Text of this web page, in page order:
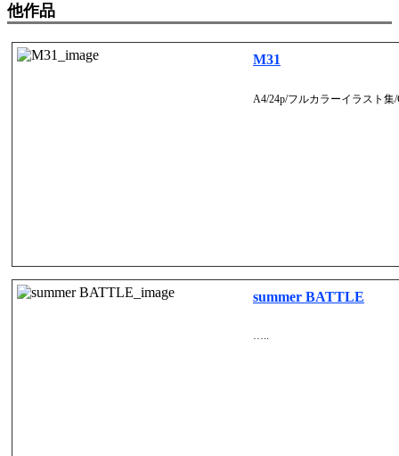
他作品
M31
A4/24p/フルカラーイラスト
summer BATTLE
…..